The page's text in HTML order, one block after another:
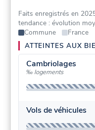
Faits enregistrés en
tendance : évolution
Commune
France
ATTEINTES AUX
Cambriolages
‰ logements
Vols de véhicules